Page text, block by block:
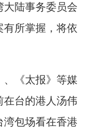
陆事务委员会
有所掌握，将依
《太报》等媒
台的港人汤伟
包场看在香港